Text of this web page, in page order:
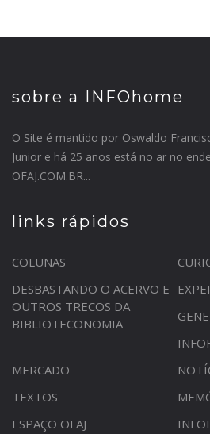
sobre a INFOhome
O Site é mantido por Oswaldo
Junior e há 25 anos está no ar no
OFAJ.COM.BR...
links rápidos
COLUNAS
DESBASTANDO O ACERVO E
OUTROS TRECOS DA
BIBLIOTECONOMIA
MERCADO
TEXTOS
ESPAÇO OFAJ